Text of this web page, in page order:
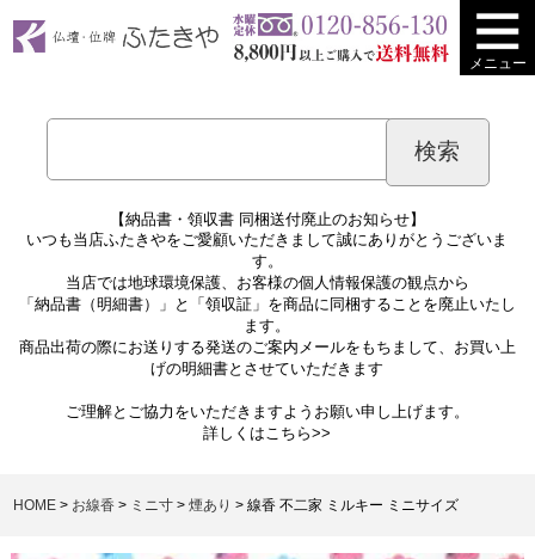
メニュー
【納品書・領収書 同梱送付廃止のお知らせ】
いつも当店ふたきやをご愛顧いただきまして誠にありがとうございま
す。
当店では地球環境保護、お客様の個人情報保護の観点から
「納品書（明細書）」と「領収証」を商品に同梱することを廃止いたし
ます。
商品出荷の際にお送りする発送のご案内メールをもちまして、お買い上
げの明細書とさせていただきます
ご理解とご協力をいただきますようお願い申し上げます。
詳しくはこちら>>
HOME お線香 ミニ寸 煙あり 線香 不二家 ミルキー ミニサイズ